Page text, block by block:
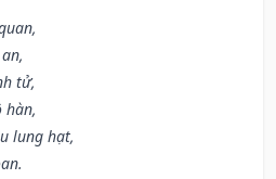
tử,
hàn,
lung hạt,